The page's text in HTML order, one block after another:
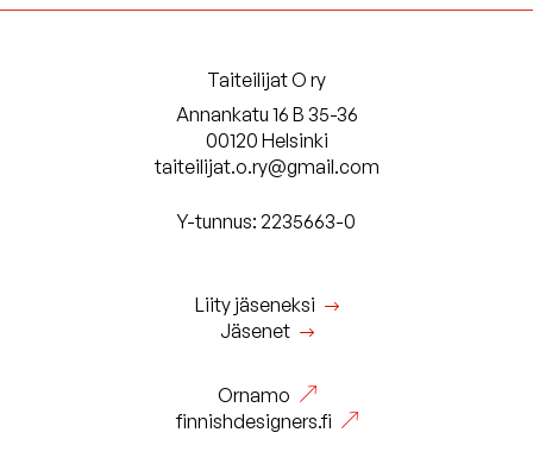
Taiteilijat O ry
Annankatu 16 B 35-36
00120 Helsinki
taiteilijat.o.ry@gmail.com
Y-tunnus: 2235663-0
Liity jäseneksi
Jäsenet
Ornamo
finnishdesigners.fi